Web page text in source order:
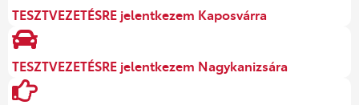
TESZTVEZETÉSRE jelentkezem Kaposvárra
TESZTVEZETÉSRE jelentkezem Nagykanizsára